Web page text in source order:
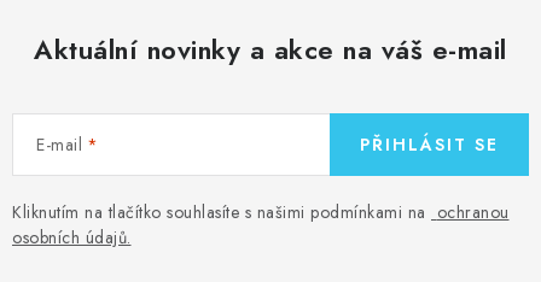
Aktuální novinky a akce na váš e-mail
E-mail
Kliknutím na tlačítko souhlasíte s našimi podmínkami na ochranou
osobních údajů.
PŘIHLÁSIT SE